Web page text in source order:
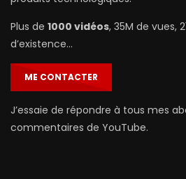
Plus de 1000 vidéos, 35M de vues,
d’existence…
ME CONTACTER
J’essaie de répondre à tous mes
commentaires de YouTube.